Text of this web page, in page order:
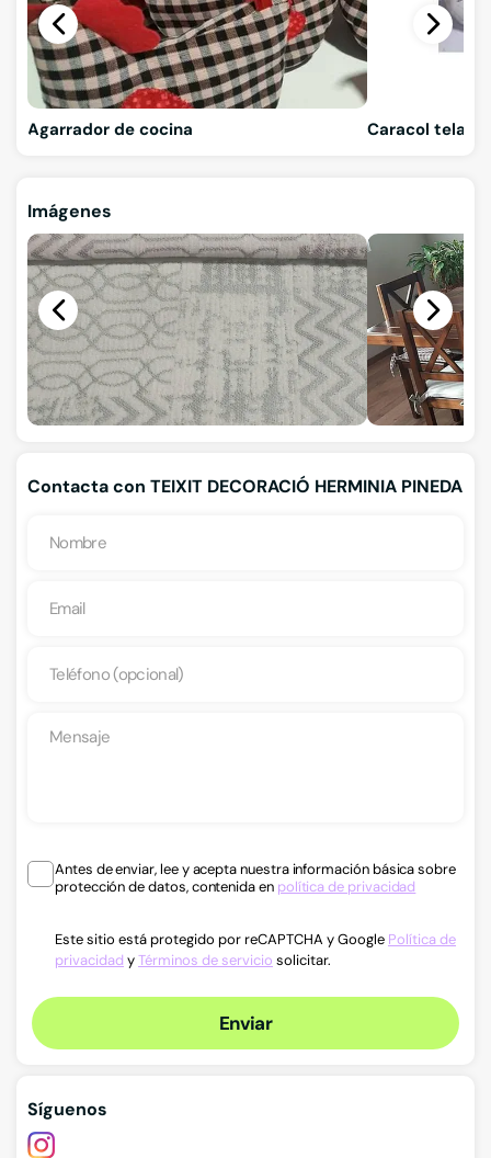
Agarrador de cocina Caracol tela
Imágenes
Contacta con TEIXIT DECORACIÓ HERMINIA PINEDA
Antes de enviar, lee y acepta nuestra información básica sobre
protección de datos, contenida en política de privacidad
Este sitio está protegido por reCAPTCHA y Google Política de
privacidad yTérminos de servicio solicitar.
Enviar
Síguenos